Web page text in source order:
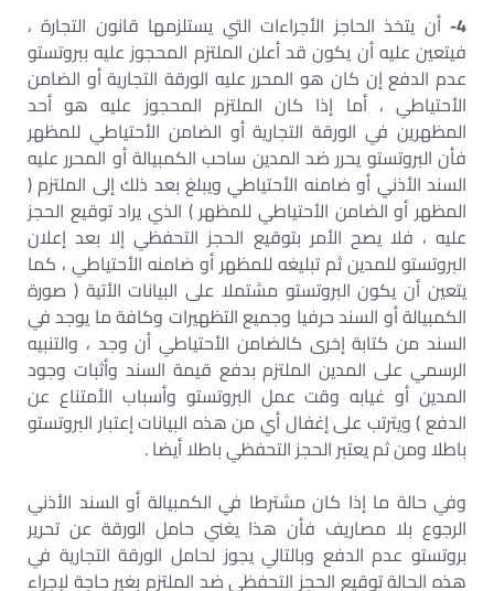
4- أن يتخذ الحاجز الأجراءات التي يستلزمها قانون التجارة ،
فيتعين عليه أن يكون قد أعلن الملتزم المحجوز عليه ببروتستو
عدم الدفع إن كان هو المحرر عليه الورقة التجارية أو الضامن
الأحتياطي ، أما إذا كان الملتزم المحجوز عليه هو أحد
المظهرين في الورقة التجارية أو الضامن الأحتياطي للمظهر
فأن البروتستو يحرر ضد المدين ساحب الكمبيالة أو المحرر عليه
السند الأذني أو ضامنه الأحتياطي ويبلغ بعد ذلك إلى الملتزم (
المظهر أو الضامن الأحتياطي للمظهر ) الذي يراد توقيع الحجز
عليه ، فلا يصح الأمر بتوقيع الحجز التحفظي إلا بعد إعلان
البروتستو للمدين ثم تبليغه للمظهر أو ضامنه الأحتياطي ، كما
يتعين أن يكون البروتستو مشتملا على البيانات الأتية ( صورة
الكمبيالة أو السند حرفيا وجميع التظهيرات وكافة ما يوجد في
السند من كتابة إخرى كالضامن الأحتياطي أن وجد ، والتنبيه
الرسمي على المدين الملتزم بدفع قيمة السند وأثبات وجود
المدين أو غيابه وقت عمل البروتستو وأسباب الأمتناع عن
الدفع ) ويترتب على إغفال أي من هذه البيانات إعتبار البروتستو
باطلا ومن ثم يعتبر الحجز التحفظي باطلا أيضا .
وفي حالة ما إذا كان مشترطا في الكمبيالة أو السند الأذني
الرجوع بلا مصاريف فأن هذا يغني حامل الورقة عن تحرير
بروتستو عدم الدفع وبالتالي يجوز لحامل الورقة التجارية في
هذه الحالة توقيع الحجز التحفظي ضد الملتزم بغير حاجة لإجراء